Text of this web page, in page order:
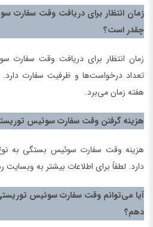
زمان انتظار برای دریافت وقت سفارت
چقدر است؟
زمان انتظار برای دریافت وقت
تعداد درخواست‌ها و ظرفیت سفارت دارد.
هفته زمان می‌برد.
هزینه گرفتن وقت سفارت سوئیس
هزینه وقت سفارت سوئیس بستگی به
دارد. لطفاً برای اطلاعات بیشتر به
آیا می‌توانم وقت سفارت سوئیس توریستی
دهم؟